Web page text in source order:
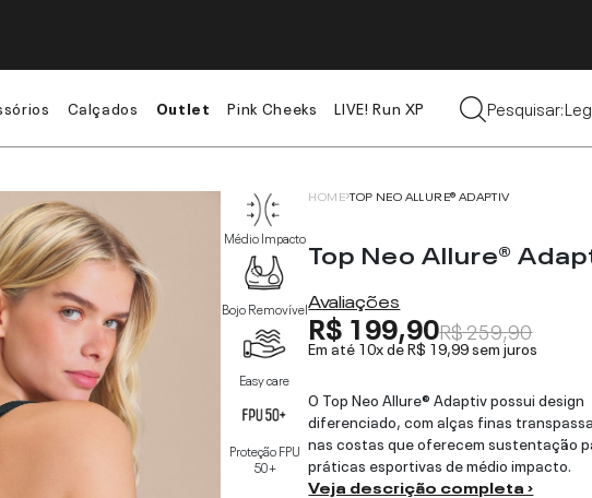
Calçados Outlet Pink Cheeks LIVE! Run XP
Pesquisar:
Médio Impacto
Bojo Removível
Easy care
Proteção FPU
50+
HOME TOP NEO ALLURE® ADAPTIV
Top Neo Allure®
Avaliações
R$ 199,90R$ 259,90
Em até 10x deR$ 19,99sem juros
O Top Neo Allure® Adaptiv possui design
diferenciado, com alças finas
nas costas que oferecem sustentação
práticas esportivas de médio impacto.
Veja descrição completa ›